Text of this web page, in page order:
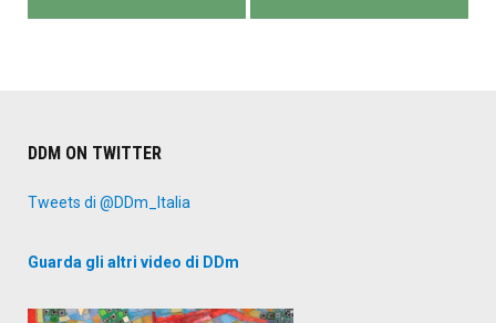
DDM ON TWITTER
Tweets di @DDm_Italia
Guarda gli altri video di DDm